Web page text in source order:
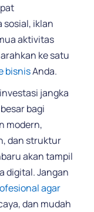
iklan
aktivitas
ke satu
bisnisAnda.
jangka
bagi
modern,
dan struktur
akan tampil
digital. Jangan
agar
dan mudah